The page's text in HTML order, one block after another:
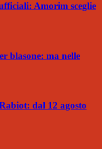
Amorim sceglie
blasone: ma nelle
dal 12 agosto